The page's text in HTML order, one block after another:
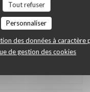
Tout refuser
Personnaliser
des données à caractère
de gestion des cookies
Qualité / Prix:3/5